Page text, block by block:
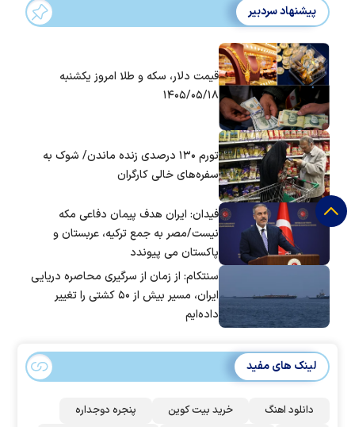
پیشنهاد سردبیر
قیمت دلار، سکه و طلا امروز یکشنبه
۱۴۰۵/۰۵/۱۸
تورم ۱۳۰ درصدی زنده ماندن/ شوک به
سفره‌های خالی کارگران
فیدان: ایران هدف پیمان دفاعی مکه
نیست/مصر به جمع ترکیه، عربستان و
پاکستان می پیوندد
سنتکام: از زمان از سرگیری محاصره دریایی
ایران، مسیر بیش از ۵۰ کشتی را تغییر
داده‌ایم
لینک های مفید
دانلود اهنگ خرید بیت کوین
پنجره دوجداره